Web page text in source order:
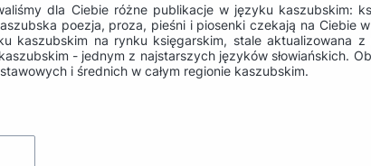
dla Ciebie różne publikacje w języku kaszubskim:
poezja, proza, pieśni i piosenki czekają na Ciebie
kaszubskim na rynku księgarskim, stale aktualizowana
- jednym z najstarszych języków słowiańskich.
i średnich w całym regionie kaszubskim.